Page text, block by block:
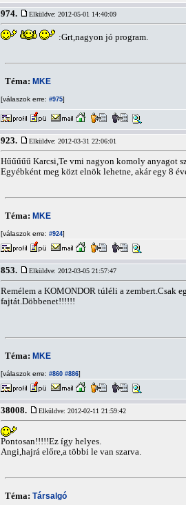
974. Elküldve: 2012-05-01 14:40:09
:Grt,nagyon jó program.
Téma: MKE
[válaszok erre: #975]
923. Elküldve: 2012-03-31 22:06:01
Hűűűűű Karcsi,Te vmi nagyon komoly anyagot
Egyébként meg közt elnök lehetne, akár egy 8
Téma: MKE
[válaszok erre: #924]
853. Elküldve: 2012-03-05 21:57:47
Remélem a KOMONDOR túléli a zembert.Csak
fajtát.Döbbenet!!!!!!
Téma: MKE
[válaszok erre: #860 #886]
38008. Elküldve: 2012-02-11 21:59:42
Pontosan!!!!!Ez így helyes.
Angi,hajrá előre,a többi le van szarva.
Téma: Társalgó